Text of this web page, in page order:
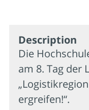
Description
Die
am 8. Tag der
ergreifen!“.